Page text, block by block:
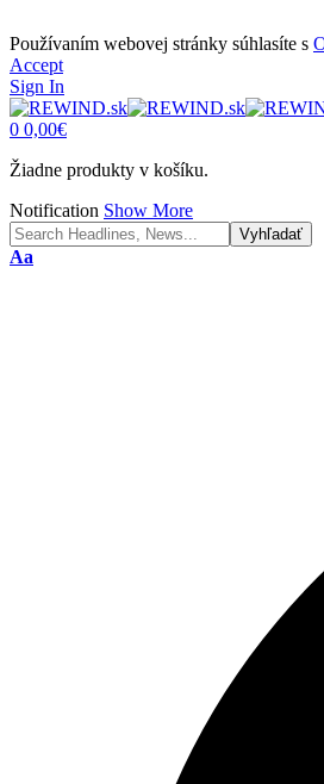
Používaním webovej stránky súhlasíte s
Accept
Sign In
0 0,00€
Žiadne produkty v košíku.
Notification Show More
Font
Aa